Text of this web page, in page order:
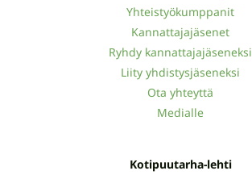
Yhteistyökumppanit
Kannattajajäsenet
Ryhdy kannattajajäseneksi
Liity yhdistysjäseneksi
Ota yhteyttä
Medialle
Kotipuutarha-lehti